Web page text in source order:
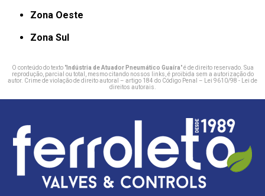
Zona Oeste
Zona Sul
O conteúdo do texto "Indústria de Atuador Pneumático Guaíra" é de direito reservado. Sua
reprodução, parcial ou total, mesmo citando nossos links, é proibida sem a autorização do
autor. Crime de violação de direito autoral – artigo 184 do Código Penal –
Lei 9610/98 - Lei de
direitos autorais